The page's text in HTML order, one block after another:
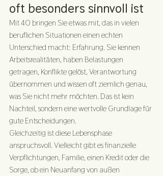
oft besonders sinnvoll ist
Mit 40 bringen Sie etwas mit, das in vielen
beruflichen Situationen einen echten
Unterschied macht: Erfahrung. Sie kennen
Arbeitsrealitäten, haben Belastungen
getragen, Konflikte gelöst, Verantwortung
übernommen und wissen oft ziemlich genau,
was Sie nicht mehr möchten. Das ist kein
Nachteil, sondern eine wertvolle Grundlage für
gute Entscheidungen.
Gleichzeitig ist diese Lebensphase
anspruchsvoll. Vielleicht gibt es finanzielle
Verpflichtungen, Familie, einen Kredit oder die
Sorge, ob ein Neuanfang von außen